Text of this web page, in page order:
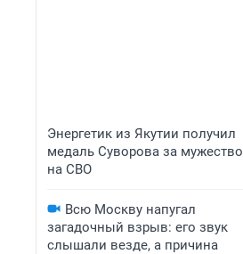
Энергетик из Якутии получил
медаль Суворова за мужество
на СВО
Всю Москву напугал
загадочный взрыв: его звук
слышали везде, а причина